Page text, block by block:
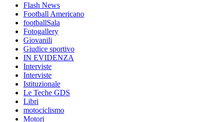
Flash News
Football Americano
footballSala
Fotogallery
Giovanili
Giudice sportivo
IN EVIDENZA
Interviste
Interviste
Istituzionale
Le Teche GDS
Libri
motociclismo
Motori